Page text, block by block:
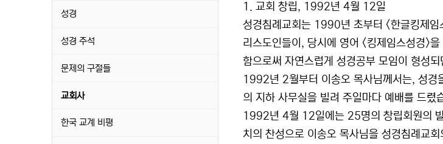
1. 교회 창립, 1992년 4월 12일
성경침례교회는 1990년 초부터 <한글킹제
리스도인들이, 당시에 영어 <킹제임스성경>
함으로써 자연스럽게 성경공부 모임이 형성
1992년 2월부터 이송오 목사님께서는, 성경
의 지하 사무실을 빌려 주일마다 예배를 드렸
1992년 4월 12일에는 25명의 창립회원의
치의 찬성으로 이송오 목사님을 성경침례교
성경
성경 주석
문제의 구절들
교회사
한국 교계 비평